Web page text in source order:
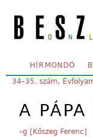
SECONDARY MENU
HÍRMONDÓ
YOU ARE HERE:
34–35. szám,
A
–g [Kőszeg Ferenc]